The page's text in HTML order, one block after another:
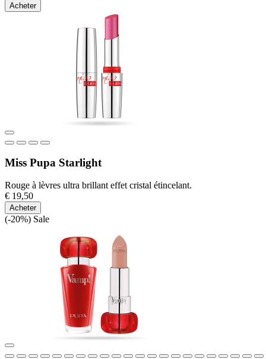
Acheter
Miss Pupa Starlight
Rouge à lèvres ultra brillant effet cristal étincelant.
€ 19,50
Acheter
(-20%) Sale